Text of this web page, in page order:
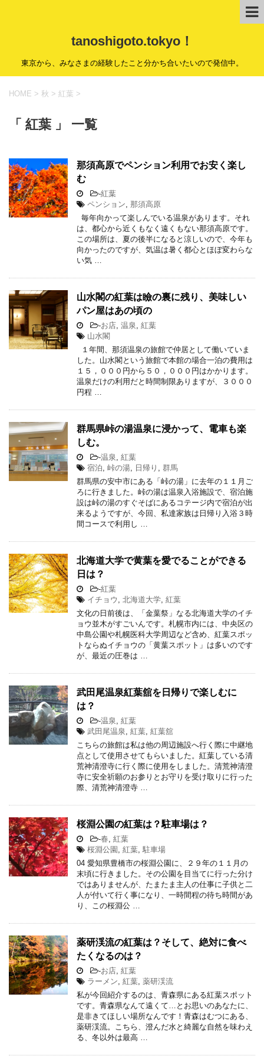
tanoshigoto.tokyo！
東京から、みなさまの経験したこと分かち合いたいので発信中。
HOME > 秋 > 紅葉 >
「 紅葉 」 一覧
那須高原でペンション利用でお安く楽し
む
-紅葉
ペンション 那須高原
毎年向かって楽しんでいる温泉があります。それ
は、都心から近くもなく遠くもない那須高原です。
この場所は、夏の後半になると涼しいので、今年も
向かったのですが、気温は暑く都心とほぼ変わらな
い気 …
山水閣の紅葉は瞼の裏に残り、美味しい
パン屋はあの頃の
-お店 温泉
紅葉
山水閣
１年間、那須温泉の旅館で仲居として働いていま
した。山水閣という旅館で本館の場合一泊の費用は
１５，０００円から５０，０００円はかかります。
温泉だけの利用だと時間制限ありますが、３０００
円程 …
群馬県峠の湯温泉に浸かって、電車も楽
しむ。
-温泉
紅葉
宿泊 峠の湯 日帰り
群馬
群馬県の安中市にある「峠の湯」に去年の１１月ご
ろに行きました。峠の湯は温泉入浴施設で、宿泊施
設は峠の湯のすぐそばにあるコテージ内で宿泊が出
来るようですが、今回、私達家族は日帰り入浴３時
間コースで利用し …
北海道大学で黄葉を愛でることができる
日は？
-紅葉
イチョウ
北海道大学 紅葉
文化の日前後は、「金葉祭」なる北海道大学のイチ
ョウ並木がすごいんです。札幌市内には、中央区の
中島公園や札幌医科大学周辺など含め、紅葉スポッ
トならぬイチョウの「黄葉スポット」は多いのです
が、最近の圧巻は …
武田尾温泉紅葉舘を日帰りで楽しむに
は？
-温泉
紅葉
武田尾温泉
紅葉 紅葉舘
こちらの旅館は私は他の周辺施設へ行く際に中継地
点として使用させてもらいました。紅葉している清
荒神清澄寺に行く際に使用をしました。清荒神清澄
寺に安全祈願のお参りとお守りを受け取りに行った
際、清荒神清澄寺 …
桜淵公園の紅葉は？駐車場は？
-春 紅葉
桜淵公園 紅葉 駐車場
04 愛知県豊橋市の桜淵公園に、２９年の１１月の
末頃に行きました。その公園を目当てに行った分け
ではありませんが、たまたま主人の仕事に子供と二
人が付いて行く事になり、一時間程の待ち時間があ
り、この桜淵公 …
薬研渓流の紅葉は？そして、絶対に食べ
たくなるのは？
-お店 紅葉
ラーメン 紅葉 薬研渓流
私が今回紹介するのは、青森県にある紅葉スポット
です。青森県なんて遠くて…とお思いのあなたに、
是非きてほしい場所なんです！青森はむつにある、
薬研渓流。こちら、澄んだ水と綺麗な自然を味わえ
る、冬以外は最高 …